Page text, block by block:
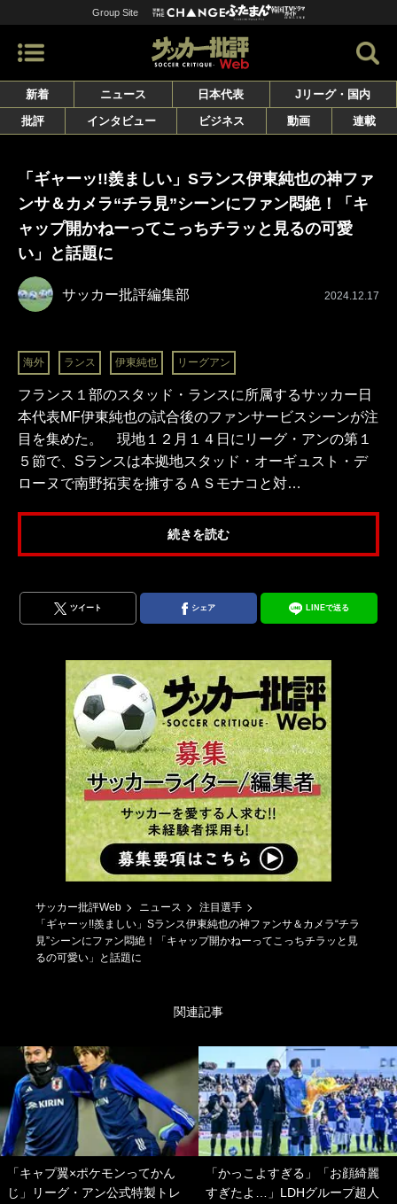
Group Site
新着 ニュース 日本代表
Jリーグ・国内
批評
インタビュー ビジネス 動画 連載
「ギャーッ!!羨ましい」Sランス伊東純也の神ファ
ンサ＆カメラ“チラ見”シーンにファン悶絶！「キ
ャップ開かねーってこっちチラッと見るの可愛
い」と話題に
サッカー批評編集部 2024.12.17
海外 ランス 伊東純也 リーグアン
フランス１部のスタッド・ランスに所属するサッカー日
本代表MF伊東純也の試合後のファンサービスシーンが注
目を集めた。 現地１２月１４日にリーグ・アンの第１
５節で、Sランスは本拠地スタッド・オーギュスト・デ
ローヌで南野拓実を擁するＡＳモナコと対…
続きを読む
ツイート シェア LINEで送る
サッカー批評Web ニュース
注目選手
「ギャーッ!!羨ましい」Sランス伊東純也の神ファンサ＆カメラ“チラ
見”シーンにファン悶絶！「キャップ開かねーってこっちチラッと見
るの可愛い」と話題に
関連記事
「キャプ翼×ポケモンってかん
じ」リーグ・アン公式特製トレ
「かっこよすぎる」「お顔綺麗
すぎたよ…」LDHグループ超人